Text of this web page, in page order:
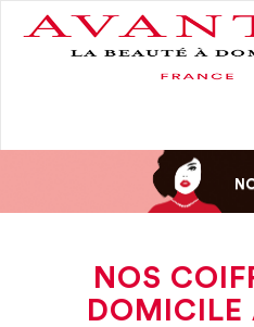
NOS
DOMICILE